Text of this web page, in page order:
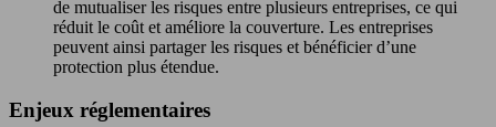
de mutualiser les risques entre plusieurs entreprises, ce qui
réduit le coût et améliore la couverture. Les entreprises
peuvent ainsi partager les risques et bénéficier d’une
protection plus étendue.
Enjeux réglementaires